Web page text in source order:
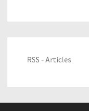
RSS - Articles